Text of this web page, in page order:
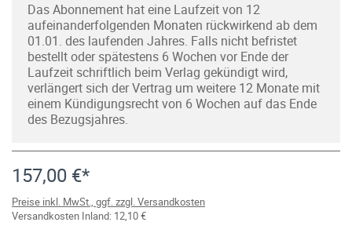
Das Abonnement hat eine Laufzeit von 12
aufeinanderfolgenden Monaten rückwirkend ab dem
01.01. des laufenden Jahres. Falls nicht befristet
bestellt oder spätestens 6 Wochen vor Ende der
Laufzeit schriftlich beim Verlag gekündigt wird,
verlängert sich der Vertrag um weitere 12 Monate mit
einem Kündigungsrecht von 6 Wochen auf das Ende
des Bezugsjahres.
157,00 €*
Preise inkl. MwSt., ggf. zzgl. Versandkosten
Versandkosten Inland: 12,10 €